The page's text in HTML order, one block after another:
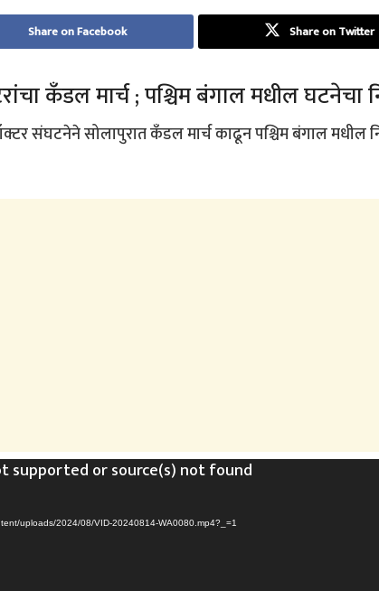
Share on Facebook Share on Twitter
कँडल मार्च ; पश्चिम बंगाल मधील घटनेचा
डॉक्टर संघटनेने सोलापुरात कँडल मार्च काढून पश्चिम बंगाल मधील
supported or source(s) not found
uploads/2024/08/VID-20240814-WA0080.mp4?_=1